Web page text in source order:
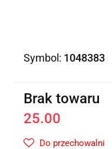
Symbol: 1048383
Brak towaru
25.00
Do przechowalni